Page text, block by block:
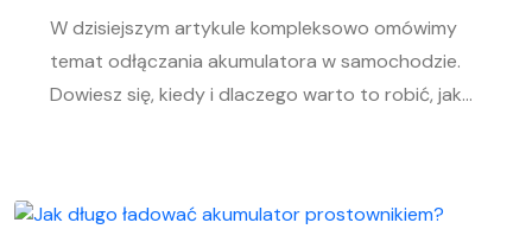
W dzisiejszym artykule kompleksowo omówimy
temat odłączania akumulatora w samochodzie.
Dowiesz się, kiedy i dlaczego warto to robić, jak